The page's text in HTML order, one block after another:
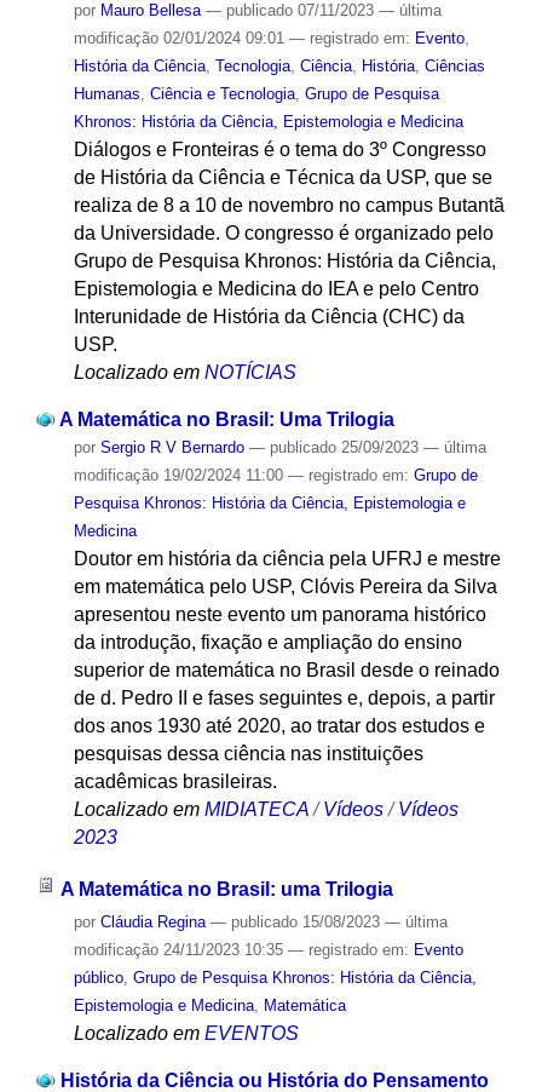
por Mauro Bellesa — publicado07/11/2023 — última
modificação02/01/2024 09:01 — registrado em: Evento,
História da Ciência, Tecnologia, Ciência, História, Ciências
Humanas, Ciência e Tecnologia, Grupo de Pesquisa
Khronos: História da Ciência, Epistemologia e Medicina
Diálogos e Fronteiras é o tema do 3º Congresso
de História da Ciência e Técnica da USP, que se
realiza de 8 a 10 de novembro no campus Butantã
da Universidade. O congresso é organizado pelo
Grupo de Pesquisa Khronos: História da Ciência,
Epistemologia e Medicina do IEA e pelo Centro
Interunidade de História da Ciência (CHC) da
USP.
Localizado em NOTÍCIAS
A Matemática no Brasil: Uma Trilogia
por Sergio R V Bernardo — publicado25/09/2023 — última
modificação19/02/2024 11:00 — registrado em: Grupo de
Pesquisa Khronos: História da Ciência, Epistemologia e
Medicina
Doutor em história da ciência pela UFRJ e mestre
em matemática pelo USP, Clóvis Pereira da Silva
apresentou neste evento um panorama histórico
da introdução, fixação e ampliação do ensino
superior de matemática no Brasil desde o reinado
de d. Pedro II e fases seguintes e, depois, a partir
dos anos 1930 até 2020, ao tratar dos estudos e
pesquisas dessa ciência nas instituições
acadêmicas brasileiras.
Localizado em MIDIATECA /Vídeos /Vídeos
2023
A Matemática no Brasil: uma Trilogia
por Cláudia Regina — publicado15/08/2023 — última
modificação24/11/2023 10:35 — registrado em: Evento
público, Grupo de Pesquisa Khronos: História da Ciência,
Epistemologia e Medicina, Matemática
Localizado em EVENTOS
História da Ciência ou História do Pensamento